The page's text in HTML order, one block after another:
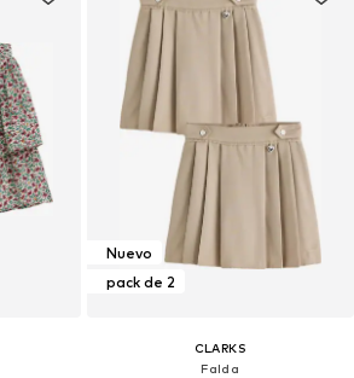
Nuevo
pack de 2
CLARKS
Falda